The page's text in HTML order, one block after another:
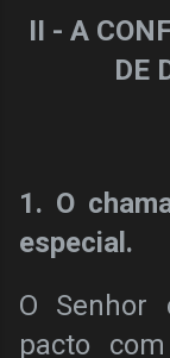
II - A
DE
1. O
especial.
O Senhor
pacto